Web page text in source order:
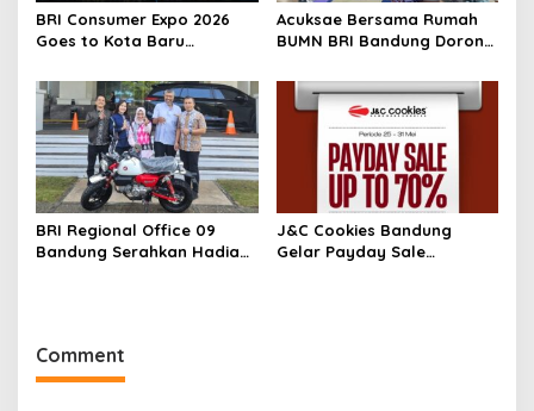
BRI Consumer Expo 2026
Goes to Kota Baru
Hunian dan Kendaraan
dengan Bunga Ringan
Acuksae Bersama Rumah
BUMN BRI Bandung Dorong
Workshop Kain Perca
Bernilai Jual
BRI Regional Office 09
Bandung Serahkan Hadiah
J&C Cookies Bandung
Gelar Payday Sale
Comment